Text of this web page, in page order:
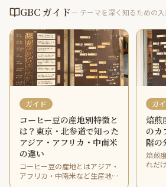
GBC ガイド— テーマを深く知るための入
ガイド
コーヒー豆の産地別特徴と
は？東京・北参道で知った
アジア・アフリカ・中南米
の違い
コーヒー豆の産地とはアジア・
アフリカ・中南米など生産地域
ガ
焙煎
のカ
階の
焙煎
れだ